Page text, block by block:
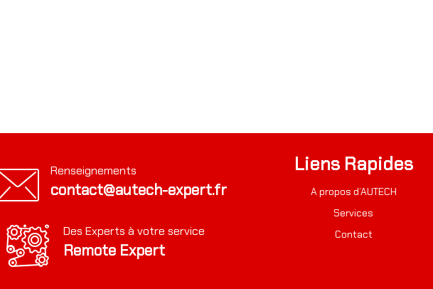
Renseignements
contact@autech-expert.fr
Des Experts à votre service
Remote Expert
Liens Rapides
A propos d’AUTECH
Services
Contact